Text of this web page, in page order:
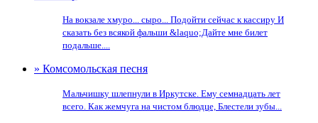
На вокзале хмуро... сыро... Подойти сейчас к кассиру И
сказать без всякой фальши &laquo;Дайте мне билет
подальше....
» Комсомольская песня
Мальчишку шлепнули в Иркутске. Ему семнадцать лет
всего. Как жемчуга на чистом блюдце, Блестели зубы...